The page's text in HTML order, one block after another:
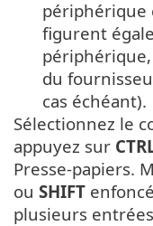
périphérique
figurent
du
cas échéant).
Sélectionnez le
appuyez sur
Presse-papiers.
ou SHIFT
plusieurs